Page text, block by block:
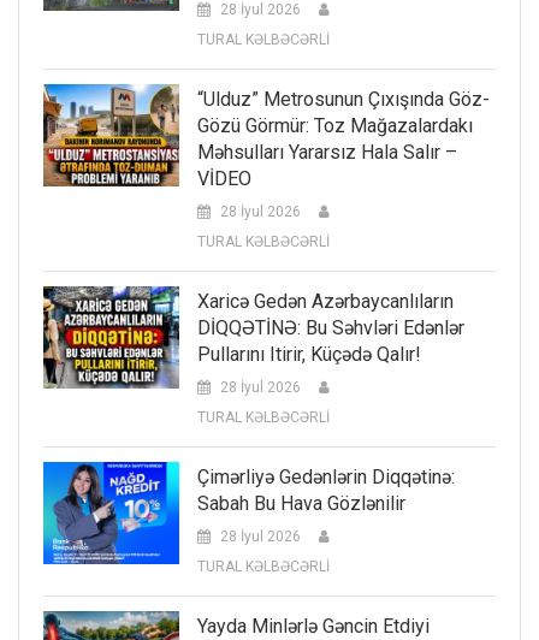
28 İyul 2026
TURAL KƏLBƏCƏRLİ
“Ulduz” Metrosunun Çıxışında Göz-
Gözü Görmür: Toz Mağazalardakı
Məhsulları Yararsız Hala Salır –
VİDEO
28 İyul 2026
TURAL KƏLBƏCƏRLİ
Xaricə Gedən Azərbaycanlıların
DİQQƏTİNƏ: Bu Səhvləri Edənlər
Pullarını Itirir, Küçədə Qalır!
28 İyul 2026
TURAL KƏLBƏCƏRLİ
Çimərliyə Gedənlərin Diqqətinə:
Sabah Bu Hava Gözlənilir
28 İyul 2026
TURAL KƏLBƏCƏRLİ
Yayda Minlərlə Gəncin Etdiyi